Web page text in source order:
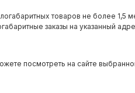
товаров не более 1,5
заказы на указанный
посмотреть на сайте